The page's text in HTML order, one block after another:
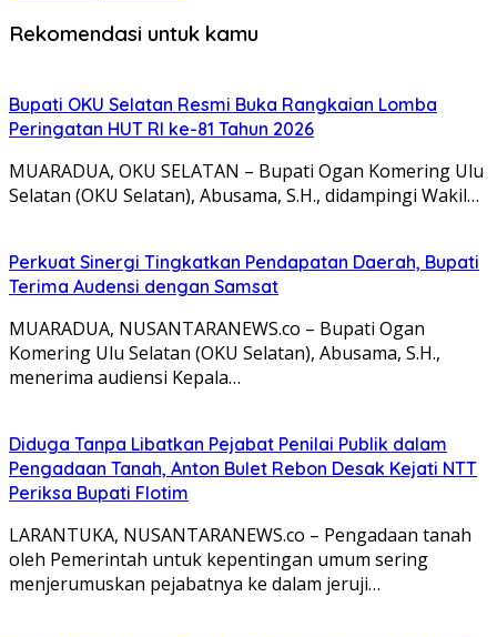
Rekomendasi untuk kamu
Bupati OKU Selatan Resmi Buka Rangkaian Lomba
Peringatan HUT RI ke-81 Tahun 2026
MUARADUA, OKU SELATAN – Bupati Ogan Komering Ulu
Selatan (OKU Selatan), Abusama, S.H., didampingi Wakil…
Perkuat Sinergi Tingkatkan Pendapatan Daerah, Bupati
Terima Audensi dengan Samsat
MUARADUA, NUSANTARANEWS.co – Bupati Ogan
Komering Ulu Selatan (OKU Selatan), Abusama, S.H.,
menerima audiensi Kepala…
Diduga Tanpa Libatkan Pejabat Penilai Publik dalam
Pengadaan Tanah, Anton Bulet Rebon Desak Kejati NTT
Periksa Bupati Flotim
LARANTUKA, NUSANTARANEWS.co – Pengadaan tanah
oleh Pemerintah untuk kepentingan umum sering
menjerumuskan pejabatnya ke dalam jeruji…